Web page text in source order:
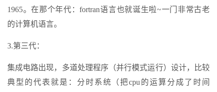
1965。在那个年代：fortran语言也就诞生啦~一门非常古老
的计算机语言。
3.第三代：
集成电路出现，多道处理程序（并行模式运行）设计，比较
典型的代表就是：分时系统（把cpu的运算分成了时间